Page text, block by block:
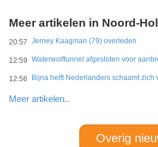
Meer artikelen in Noord-
20:57 Jerney Kaagman (79) overleden
12:59 Waterwolftunnel afgesloten voor
12:56 Bijna helft Nederlanders schaamt zich
Meer artikelen..
Overig